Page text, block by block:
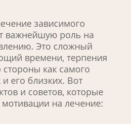
зависимого
важнейшую роль на
Это сложный
времени, терпения
как самого
его близких. Вот
и советов, которые
на лечение: